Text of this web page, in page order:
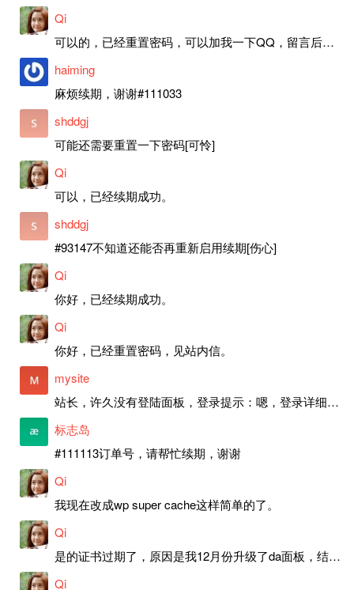
Qi
可以的，已经重置密码，可以加我一下QQ，留言后我就发密码给你。
haiming
麻烦续期，谢谢#111033
shddgj
可能还需要重置一下密码[可怜]
Qi
可以，已经续期成功。
shddgj
#93147不知道还能否再重新启用续期[伤心]
Qi
你好，已经续期成功。
Qi
你好，已经重置密码，见站内信。
mysite
站长，许久没有登陆面板，登录提示：嗯，登录详细信息似乎不正确。请重试。 网站还可以正常使用。如果是密码问题请帮忙重置一下密码。谢谢。订单号：97790，账号：aa20210950。 站长，提交了工单，你回复续期成功，不过我的问题是面部登陆信息有问题，一直是初始密码，现在无法登陆，有时间麻烦排查一下。
标志岛
#111113订单号，请帮忙续期，谢谢
Qi
我现在改成wp super cache这样简单的了。
Qi
是的证书过期了，原因是我12月份升级了da面板，结果后台证书就不更新了，目前还在排查问题。切换PHP版本现在没有了，因为DA新版不支持。
Qi